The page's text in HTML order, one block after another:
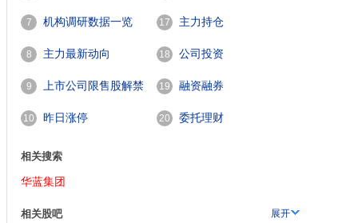
7 机构调研数据一览
8 主力最新动向
9 上市公司限售股解禁
一览
10 昨日涨停
17 主力持仓
18 公司投资
19 融资融券
20 委托理财
相关搜索
华蓝集团
相关股吧 展开